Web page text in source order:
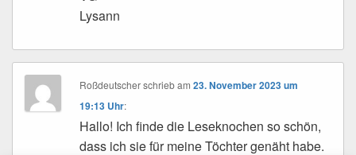
Lysann
Roßdeutscher schriebam23. November 2023 um
19:13 Uhr:
Hallo! Ich finde die Leseknochen so schön,
dass ich sie für meine Töchter genäht habe.